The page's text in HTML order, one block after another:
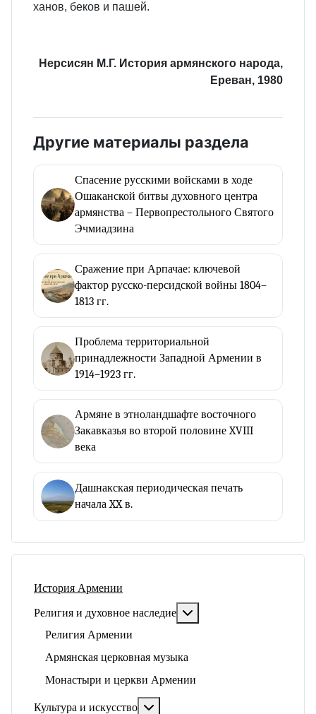
История Армении
Религия и духовное наследие
Религия Армении
Армянская церковная музыка
Монастыри и церкви Армении
Культура и искусство
ханов, беков и пашей.
Нерсисян М.Г. История армянского народа,
Ереван, 1980
Другие материалы раздела
Спасение русскими войсками в ходе
Ошаканской битвы духовного центра
армянства – Первопрестольного Святого
Эчмиадзина
Сражение при Арпачае: ключевой
фактор русско-персидской войны 1804–
1813 гг.
Проблема территориальной
принадлежности Западной Армении в
1914–1923 гг.
Армяне в этноландшафте восточного
Закавказья во второй половине XVIII
века
Дашнакская периодическая печать
начала XX в.